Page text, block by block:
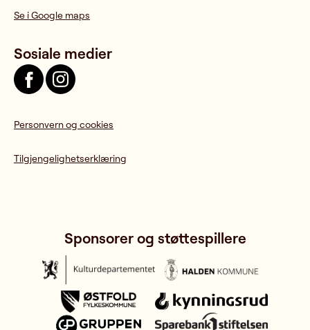
Se i Google maps
Sosiale medier
Personvern og cookies
Tilgjengelighetserklæring
Sponsorer og støttespillere